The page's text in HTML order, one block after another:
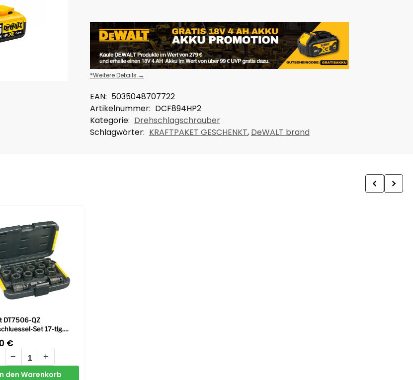
*Weitere Details →
EAN: 5035048707722
Artikelnummer: DCF894HP2
Kategorie: Drehschlagschrauber
Schlagwörter: KRAFTPAKET GESCHENKT, DeWALT brand
DT7506-QZ
Set 17-tlg.
€
−
+
den Warenkorb